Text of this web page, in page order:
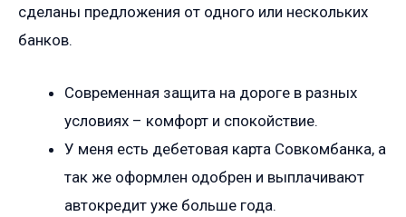
сделаны предложения от одного или нескольких
банков.
Современная защита на дороге в разных
условиях – комфорт и спокойствие.
У меня есть дебетовая карта Совкомбанка, а
так же оформлен одобрен и выплачивают
автокредит уже больше года.